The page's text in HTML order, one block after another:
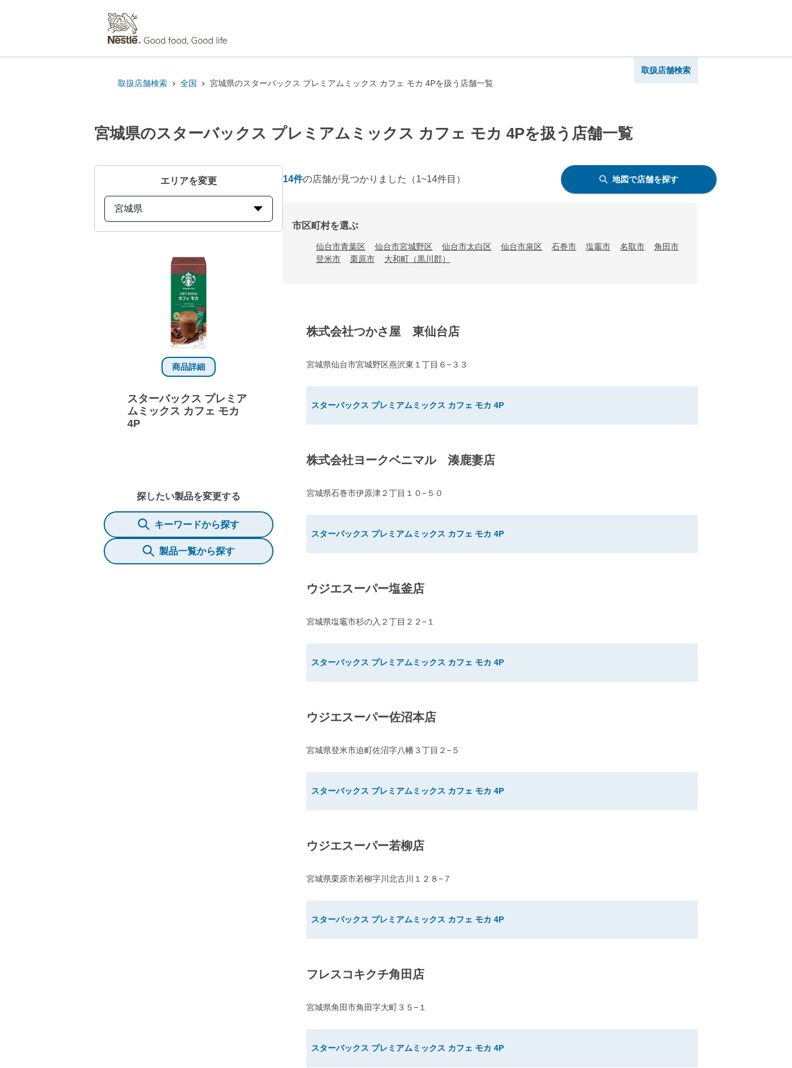
取扱店舗検索 全国 宮城県のスターバックス プレミアムミックス カフェ モカ 4Pを扱う店舗一覧
取扱店舗検索
宮城県のスターバックス プレミアムミックス カフェ モカ 4Pを扱う店舗一覧
エリアを変更
宮城県
商品詳細
スターバックス プレミア
ムミックス カフェ モカ
4P
探したい製品を変更する
キーワードから探す
製品一覧から探す
14件の店舗が見つかりました （1~14件目） 地図で店舗を探す
市区町村を選ぶ
仙台市青葉区 仙台市宮城野区 仙台市太白区 仙台市泉区 石巻市 塩竈市 名取市
角田市
登米市
栗原市 大和町（黒川郡）
株式会社つかさ屋 東仙台店
宮城県仙台市宮城野区燕沢東１丁目６−３３
スターバックス プレミアムミックス カフェ モカ 4P
株式会社ヨークベニマル 湊鹿妻店
宮城県石巻市伊原津２丁目１０−５０
スターバックス プレミアムミックス カフェ モカ 4P
ウジエスーパー塩釜店
宮城県塩竈市杉の入２丁目２２−１
スターバックス プレミアムミックス カフェ モカ 4P
ウジエスーパー佐沼本店
宮城県登米市迫町佐沼字八幡３丁目２−５
スターバックス プレミアムミックス カフェ モカ 4P
ウジエスーパー若柳店
宮城県栗原市若柳字川北古川１２８−７
スターバックス プレミアムミックス カフェ モカ 4P
フレスコキクチ角田店
宮城県角田市角田字大町３５−１
スターバックス プレミアムミックス カフェ モカ 4P